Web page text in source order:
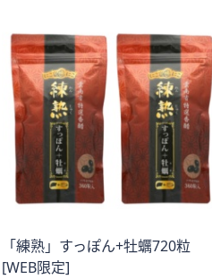
「練熟」すっぽん+牡蠣720粒
[WEB限定]